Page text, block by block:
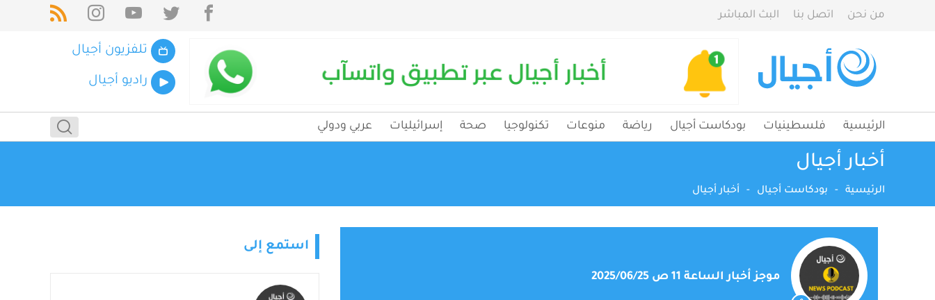
من نحن اتصل بنا البث المباشر
تلفزيون أجيال
راديو أجيال
الرئيسية فلسطينيات بودكاست أجيال رياضة منوعات تكنولوجيا صحة إسرائيليات عربي ودولي
أخبار أجيال
الرئيسية - بودكاست أجيال - أخبار أجيال
موجز أخبار الساعة 11 ص 2025/06/25
استمع إلى